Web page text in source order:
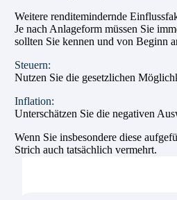
Weitere renditemindernde
Je nach Anlageform müssen Sie
sollten Sie kennen und von Beginn
Steuern:
Nutzen Sie die gesetzlichen
Inflation:
Unterschätzen Sie die negativen
Wenn Sie insbesondere diese
Strich auch tatsächlich vermehrt.